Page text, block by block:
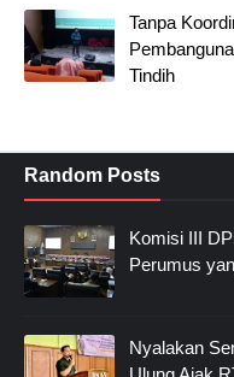
Tanpa
Tindih
Random Posts
Komisi III
Perumus
Nyalakan